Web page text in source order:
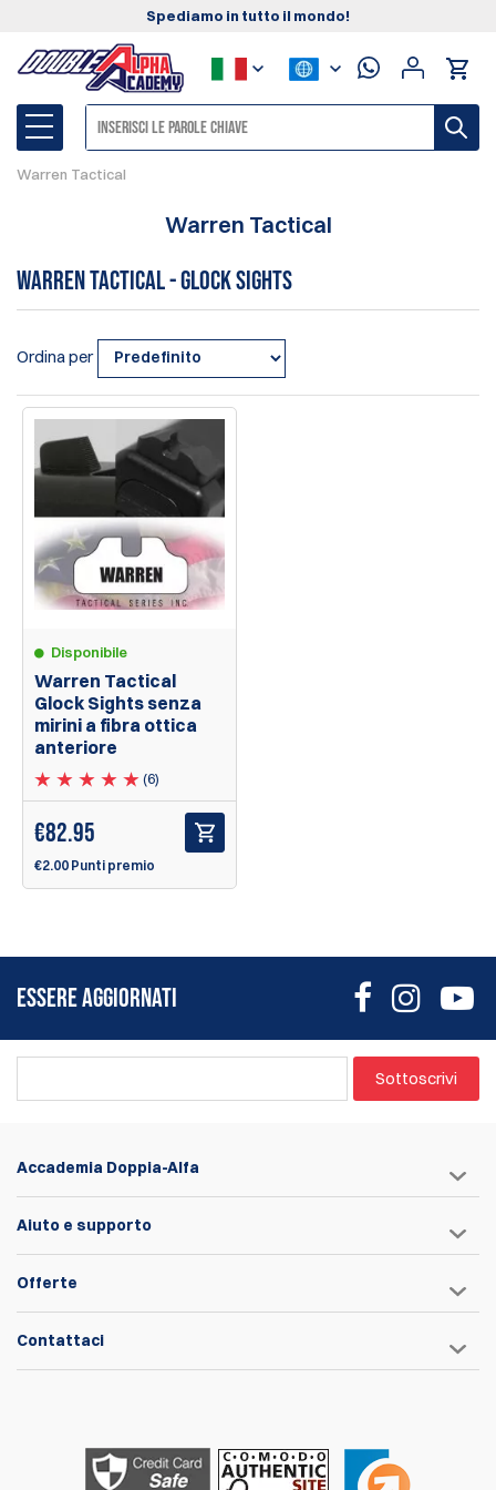
Spediamo in tutto il mondo!
Warren Tactical
Warren Tactical
Warren Tactical - Glock Sights
Ordina per
Disponibile
Warren Tactical
Glock Sights senza
mirini a fibra ottica
anteriore
(6)
€82.95
€2.00 Punti premio
ESSERE AGGIORNATI
Sottoscrivi
Accademia Doppia-Alfa
Aiuto e supporto
Offerte
Contattaci